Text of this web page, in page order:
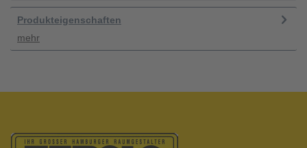
Produkteigenschaften
mehr